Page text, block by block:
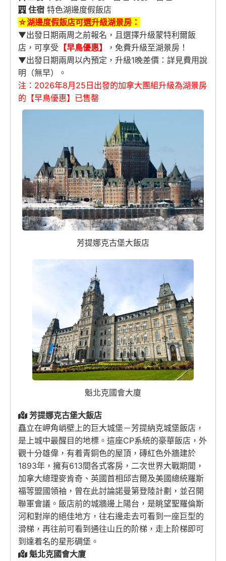
住宿 特色湖邊度假飯店
☆湖邊度假飯店可選升級湖景房：
▼出發日期兩周之前報名，且選擇升級蒙特利爾飯
店，可享受 【早鳥優惠】
，免費升級至湖景房！
▼出發日期兩周以內預定，升級1晚差價：詳見費用說
明（無早）。
注：2026年8月25日出發的加拿大團組升級為湖景房
的【早鳥優惠】已售罄
芳提娜克古堡大飯店
魁北克國會大廈
芳提娜克古堡大飯店
矗立在岬角峭壁上的巨大城堡－芳提納克城堡飯店，
是上城中最醒目的地標。這座CP系統的豪華飯店，外
觀十分雄偉，有着青銅色的屋頂，磚紅色外牆建於
1893年，擁有613間各式客房，二次世界大戰期間，
加拿大總理麥肯奇、英國首相邱吉爾及美國總統羅斯
福等盟國領袖，曾在此討論諾曼第登陸計劃，並召開
聯軍會議。飯店前的城牆邊上陽台，是眺望聖羅倫斯
河和對岸的絕佳地方，往右邊走去可看到一座巨型的
滑梯，再往前可看到通往山丘的阶梯，走上阶梯即可
到達着名的星形碉堡。
魁北克國會大廈